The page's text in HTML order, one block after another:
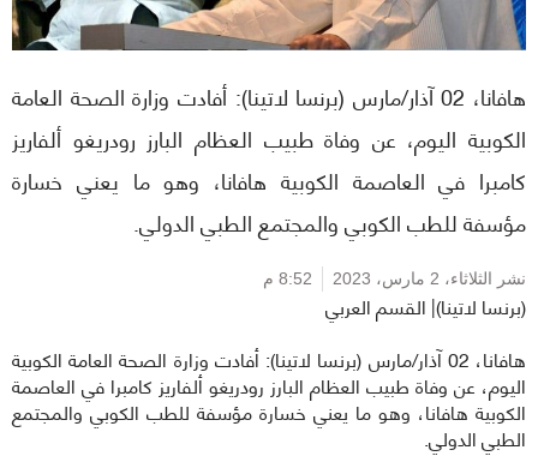
هافانا، 02 آذار/مارس (برنسا لاتينا): أفادت وزارة الصحة العامة
الكوبية اليوم، عن وفاة طبيب العظام البارز رودريغو ألفاريز
كامبرا في العاصمة الكوبية هافانا، وهو ما يعني خسارة
مؤسفة للطب الكوبي والمجتمع الطبي الدولي.
نشر الثلاثاء، 2 مارس، 2023 8:52 م
(برنسا لاتينا)| القسم العربي
هافانا، 02 آذار/مارس (برنسا لاتينا): أفادت وزارة الصحة العامة الكوبية
اليوم، عن وفاة طبيب العظام البارز رودريغو ألفاريز كامبرا في العاصمة
الكوبية هافانا، وهو ما يعني خسارة مؤسفة للطب الكوبي والمجتمع
الطبي الدولي.